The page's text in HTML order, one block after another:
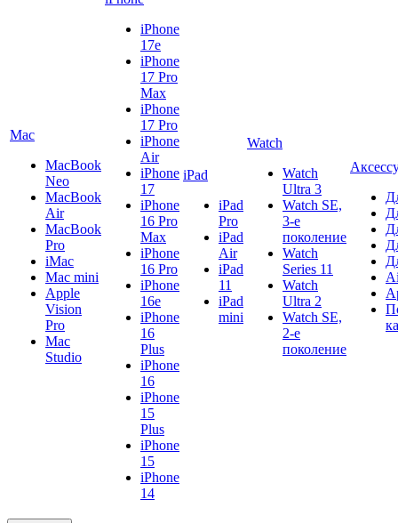
Mac
MacBook
Neo
MacBook
Air
MacBook
Pro
iMac
Mac mini
Apple
Vision
Pro
Mac
Studio
iPhone
17e
iPhone
17 Pro
Max
iPhone
17 Pro
iPhone
Air
iPhone
17
iPhone
16 Pro
Max
iPhone
16 Pro
iPhone
16e
iPhone
16
Plus
iPhone
16
iPhone
15
Plus
iPhone
15
iPhone
14
iPad
iPad
Pro
iPad
Air
iPad
11
iPad
mini
Watch
Watch
Ultra 3
Watch SE,
3-е
поколение
Watch
Series 11
Watch
Ultra 2
Watch SE,
2-е
поколение